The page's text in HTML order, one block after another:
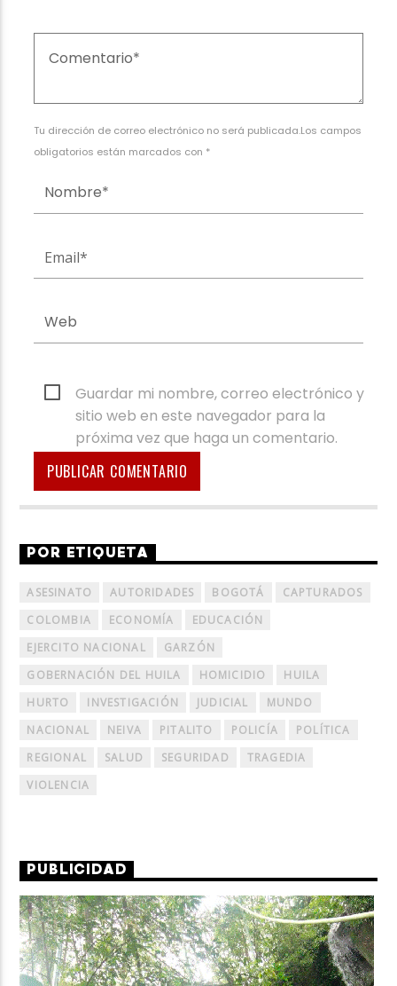
Tu dirección de correo electrónico no será publicada.Los campos
obligatorios están marcados con *
Guardar mi nombre, correo electrónico y
sitio web en este navegador para la
próxima vez que haga un comentario.
POR ETIQUETA
ASESINATO AUTORIDADES BOGOTÁ
CAPTURADOS
COLOMBIA
ECONOMÍA
EDUCACIÓN
EJERCITO NACIONAL
GARZÓN
GOBERNACIÓN DEL HUILA
HOMICIDIO
HUILA
HURTO
INVESTIGACIÓN JUDICIAL
MUNDO
NACIONAL
NEIVA PITALITO POLICÍA
POLÍTICA
REGIONAL
SALUD SEGURIDAD
TRAGEDIA
VIOLENCIA
PUBLICIDAD